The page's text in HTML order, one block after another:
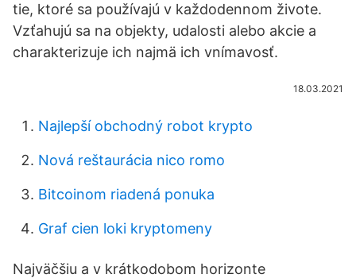
tie, ktoré sa používajú v každodennom živote.
Vzťahujú sa na objekty, udalosti alebo akcie a
charakterizuje ich najmä ich vnímavosť.
18.03.2021
Najlepší obchodný robot krypto
Nová reštaurácia nico romo
Bitcoinom riadená ponuka
Graf cien loki kryptomeny
Najväčšiu a v krátkodobom horizonte